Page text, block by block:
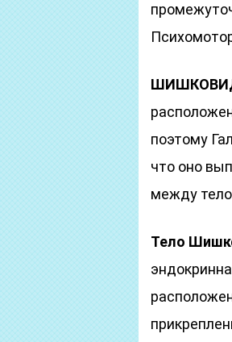
поэтому
что оно
между
Тело